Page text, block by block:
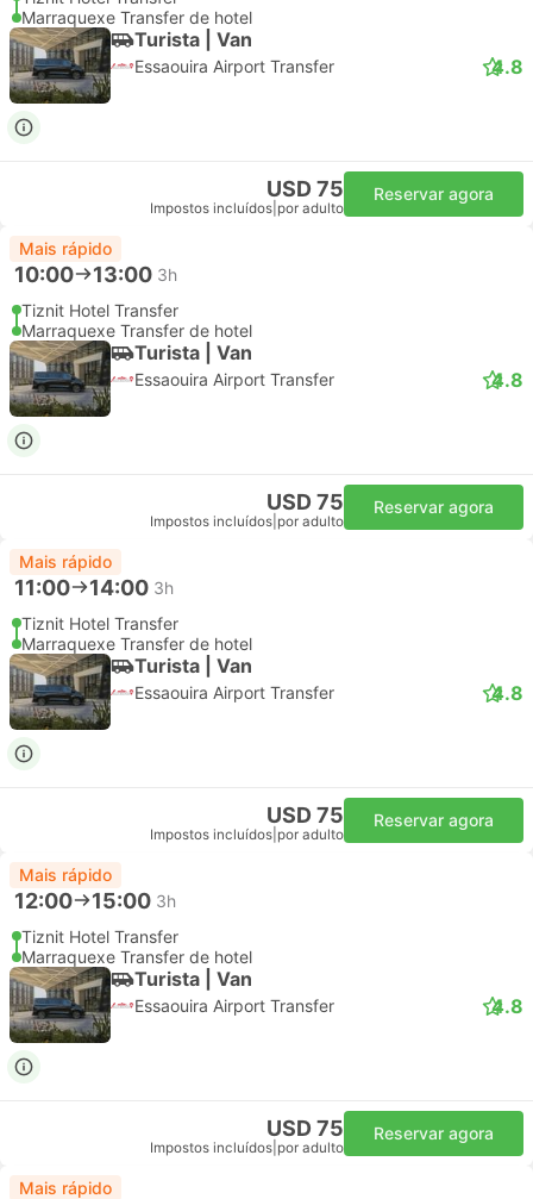
Marraquexe Transfer de hotel
Turista | Van
Essaouira Airport Transfer 4.8
USD 75
Impostos incluídos por adulto
Reservar agora
Mais rápido
10:00 13:00 3h
Tiznit Hotel Transfer
Marraquexe Transfer de hotel
Turista | Van
Essaouira Airport Transfer 4.8
USD 75
Impostos incluídos por adulto
Reservar agora
Mais rápido
11:00 14:00 3h
Tiznit Hotel Transfer
Marraquexe Transfer de hotel
Turista | Van
Essaouira Airport Transfer 4.8
USD 75
Impostos incluídos por adulto
Reservar agora
Mais rápido
12:00 15:00 3h
Tiznit Hotel Transfer
Marraquexe Transfer de hotel
Turista | Van
Essaouira Airport Transfer 4.8
USD 75
Impostos incluídos por adulto
Reservar agora
Mais rápido